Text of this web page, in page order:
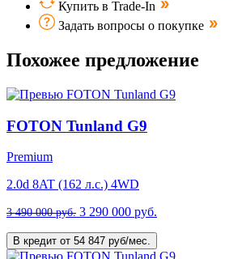
Купить в Trade-In
Задать вопросы о покупке
Похожее предложение
FOTON Tunland G9
Premium
2.0d 8AT (162 л.с.) 4WD
3 490 000 руб. 3 290 000 руб.
В кредит от 54 847 руб/мес.